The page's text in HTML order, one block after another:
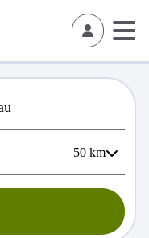
50 km